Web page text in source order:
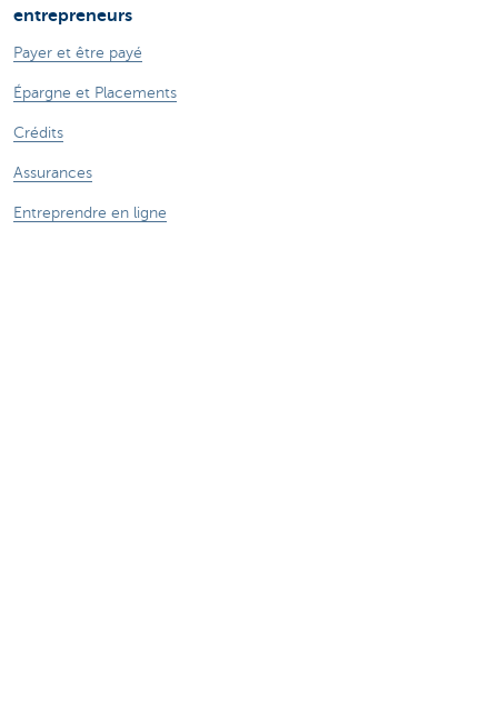
entrepreneurs
Payer et être payé
Épargne et Placements
Crédits
Assurances
Entreprendre en ligne